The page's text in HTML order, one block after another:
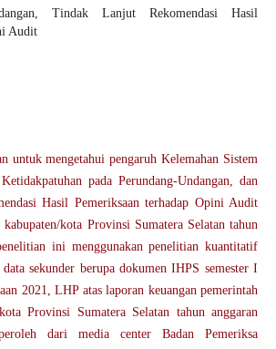
Tindak Lanjut Rekomendasi Hasil
Audit
untuk mengetahui pengaruh Kelemahan Sistem
pada Perundang-Undangan, dan
Hasil Pemeriksaan terhadap Opini Audit
kota Provinsi Sumatera Selatan tahun
ini menggunakan penelitian kuantitatif
data sekunder berupa dokumen IHPS semester I
2021, LHP atas laporan keuangan pemerintah
Provinsi Sumatera Selatan tahun anggaran
dari media center Badan Pemeriksa